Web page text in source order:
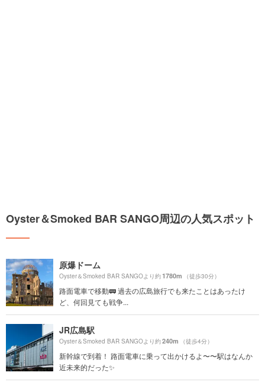
Oyster＆Smoked BAR SANGO周辺の人気スポット
原爆ドーム
Oyster＆Smoked BAR SANGOより約1780m （徒歩30分）
路面電車で移動🚃 過去の広島旅行でも来たことはあったけ
ど、何回見ても戦争...
JR広島駅
Oyster＆Smoked BAR SANGOより約240m （徒歩4分）
新幹線で到着！ 路面電車に乗って出かけるよ〜〜駅はなんか
近未来的だった✨